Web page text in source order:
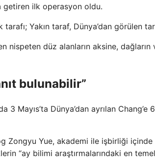
getiren ilk operasyon oldu.
tarafı; Yakın taraf, Dünya’dan görülen
nispeten düz alanların aksine,
bulunabilir”
3 Mayıs’ta Dünya’dan ayrılan
Zongyu Yue, akademi ile işbirliği
“ay bilimi araştırmalarındaki en